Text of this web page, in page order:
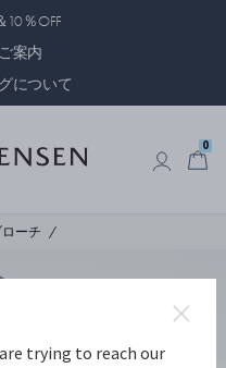
％OFF
案内
について
0
ローチ
trying to reach our